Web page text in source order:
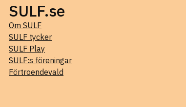
SULF.se
Om SULF
SULF tycker
SULF Play
SULF:s föreningar
Förtroendevald